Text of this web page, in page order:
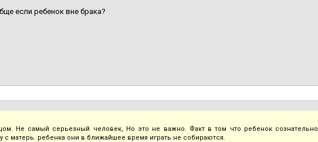
если ребенок вне брака?
Не самый серьезный человек, Но это не важно. Факт в том что ребенок сознательно
с матерь. ребенка они в ближайшее время играть не собираются.